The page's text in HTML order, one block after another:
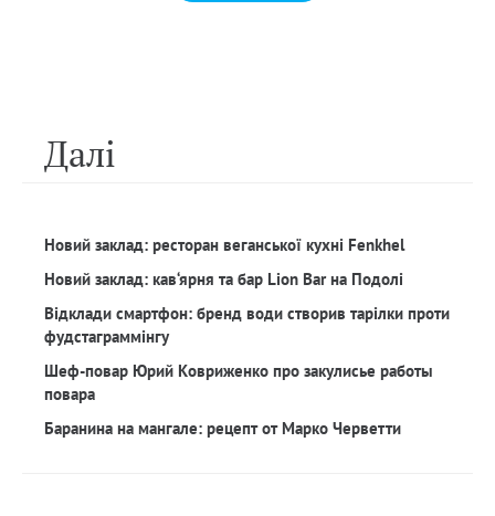
Далi
Новий заклад: ресторан веганської кухні Fenkhel
Новий заклад: кав‘ярня та бар Lion Bar на Подолі
Відклади смартфон: бренд води створив тарілки проти
фудстаграммінгу
Шеф-повар Юрий Ковриженко про закулисье работы
повара
Баранина на мангале: рецепт от Марко Черветти